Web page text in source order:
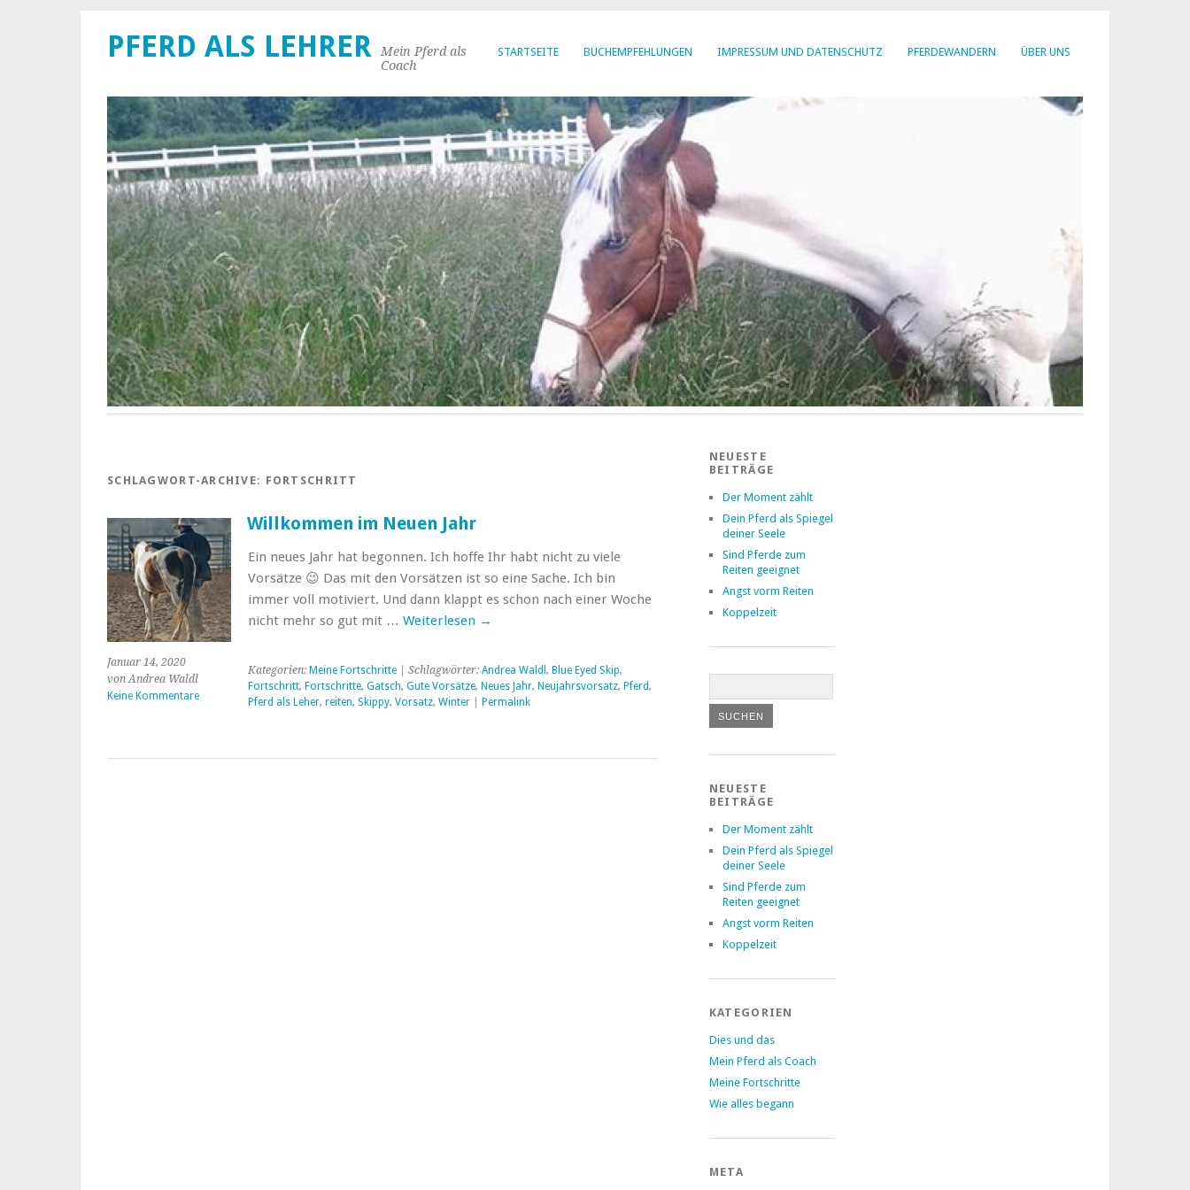
STARTSEITE BUCHEMPFEHLUNGEN IMPRESSUM UND DATENSCHUTZ PFERDEWANDERN ÜBER UNS
PFERD ALS LEHRER
Mein Pferd als
Coach
SCHLAGWORT-ARCHIVE: FORTSCHRITT
Januar 14, 2020
von Andrea Waldl
Keine Kommentare
Willkommen im Neuen Jahr
Ein neues Jahr hat begonnen. Ich hoffe Ihr habt nicht zu viele
Vorsätze 😉 Das mit den Vorsätzen ist so eine Sache. Ich bin
immer voll motiviert. Und dann klappt es schon nach einer Woche
nicht mehr so gut mit … Weiterlesen →
Kategorien: Meine Fortschritte| Schlagwörter: Andrea Waldl , Blue Eyed Skip,
Fortschritt, Fortschritte, Gatsch, Gute Vorsätze, Neues Jahr, Neujahrsvorsatz, Pferd,
Pferd als Leher, reiten, Skippy, Vorsatz, Winter| Permalink
NEUESTE
BEITRÄGE
Der Moment zählt
Dein Pferd als Spiegel
deiner Seele
Sind Pferde zum
Reiten geeignet
Angst vorm Reiten
Koppelzeit
NEUESTE
BEITRÄGE
Der Moment zählt
Dein Pferd als Spiegel
deiner Seele
Sind Pferde zum
Reiten geeignet
Angst vorm Reiten
Koppelzeit
KATEGORIEN
Dies und das
Mein Pferd als Coach
Meine Fortschritte
Wie alles begann
META